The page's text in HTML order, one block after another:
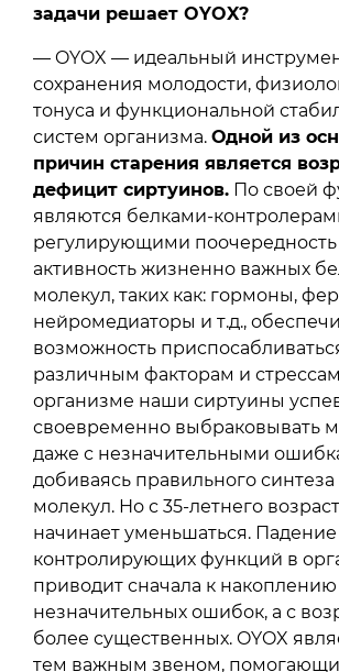
задачи решает OYOX?
— OYOX — идеальный
сохранения молодости,
тонуса и функциональной
систем организма. Одной из
причин старения является
дефицит сиртуинов. По своей
являются белками-
регулирующими поочередность
активность жизненно важных
молекул, таких как: гормоны,
нейромедиаторы и т.д.,
возможность
различным факторам и
организме наши сиртуины
своевременно выбраковывать
даже с незначительными
добиваясь правильного
молекул. Но с 35-летнего
начинает уменьшаться. Падение
контролирующих функций в
приводит сначала к накоплению
незначительных ошибок, а с
более существенных. OYOX
тем важным звеном,